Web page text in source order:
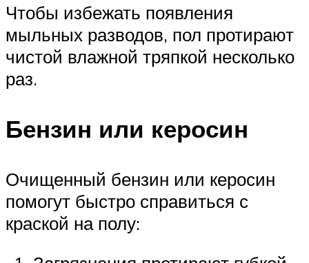
Чтобы избежать появления
мыльных разводов, пол протирают
чистой влажной тряпкой несколько
раз.
Бензин или керосин
Очищенный бензин или керосин
помогут быстро справиться с
краской на полу: